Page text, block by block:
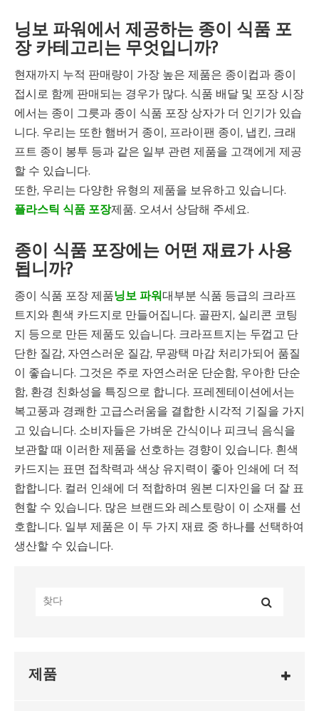
닝보 파워에서 제공하는 종이 식품 포
장 카테고리는 무엇입니까?
현재까지 누적 판매량이 가장 높은 제품은 종이컵과 종이
접시로 함께 판매되는 경우가 많다. 식품 배달 및 포장 시장
에서는 종이 그릇과 종이 식품 포장 상자가 더 인기가 있습
니다. 우리는 또한 햄버거 종이, 프라이팬 종이, 냅킨, 크래
프트 종이 봉투 등과 같은 일부 관련 제품을 고객에게 제공
할 수 있습니다.
또한, 우리는 다양한 유형의 제품을 보유하고 있습니다.
플라스틱 식품 포장제품. 오셔서 상담해 주세요.
종이 식품 포장에는 어떤 재료가 사용
됩니까?
종이 식품 포장 제품닝보 파워대부분 식품 등급의 크라프
트지와 흰색 카드지로 만들어집니다. 골판지, 실리콘 코팅
지 등으로 만든 제품도 있습니다. 크라프트지는 두껍고 단
단한 질감, 자연스러운 질감, 무광택 마감 처리가되어 품질
이 좋습니다. 그것은 주로 자연스러운 단순함, 우아한 단순
함, 환경 친화성을 특징으로 합니다. 프레젠테이션에서는
복고풍과 경쾌한 고급스러움을 결합한 시각적 기질을 가지
고 있습니다. 소비자들은 가벼운 간식이나 피크닉 음식을
보관할 때 이러한 제품을 선호하는 경향이 있습니다. 흰색
카드지는 표면 접착력과 색상 유지력이 좋아 인쇄에 더 적
합합니다. 컬러 인쇄에 더 적합하며 원본 디자인을 더 잘 표
현할 수 있습니다. 많은 브랜드와 레스토랑이 이 소재를 선
호합니다. 일부 제품은 이 두 가지 재료 중 하나를 선택하여
생산할 수 있습니다.
제품